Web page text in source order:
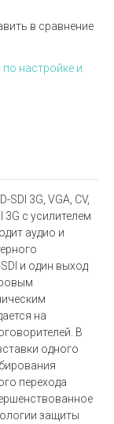
в сравнение
настройке и
3G, VGA, CV,
3G с усилителем
аудио и
и один выход
на
В
одного
перехода
защиты